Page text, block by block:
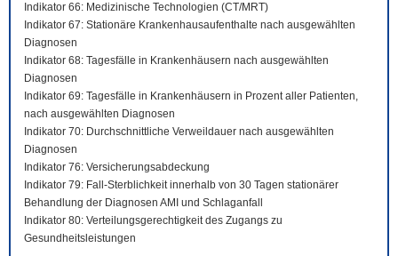
Indikator 66: Medizinische Technologien (CT/MRT)
Indikator 67: Stationäre Krankenhausaufenthalte nach ausgewählten
Diagnosen
Indikator 68: Tagesfälle in Krankenhäusern nach ausgewählten
Diagnosen
Indikator 69: Tagesfälle in Krankenhäusern in Prozent aller Patienten,
nach ausgewählten Diagnosen
Indikator 70: Durchschnittliche Verweildauer nach ausgewählten
Diagnosen
Indikator 76: Versicherungsabdeckung
Indikator 79: Fall-Sterblichkeit innerhalb von 30 Tagen stationärer
Behandlung der Diagnosen AMI und Schlaganfall
Indikator 80: Verteilungsgerechtigkeit des Zugangs zu
Gesundheitsleistungen